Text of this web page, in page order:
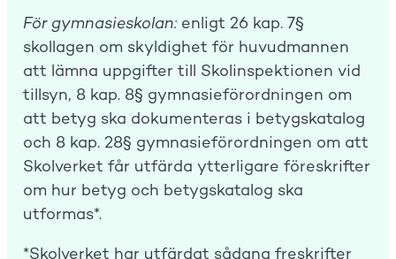
För gymnasieskolan: enligt 26 kap. 7§
skollagen om skyldighet för huvudmannen
att lämna uppgifter till Skolinspektionen vid
tillsyn, 8 kap. 8§ gymnasieförordningen om
att betyg ska dokumenteras i betygskatalog
och 8 kap. 28§ gymnasieförordningen om att
Skolverket får utfärda ytterligare föreskrifter
om hur betyg och betygskatalog ska
utformas*.
*Skolverket har utfärdat sådana freskrifter